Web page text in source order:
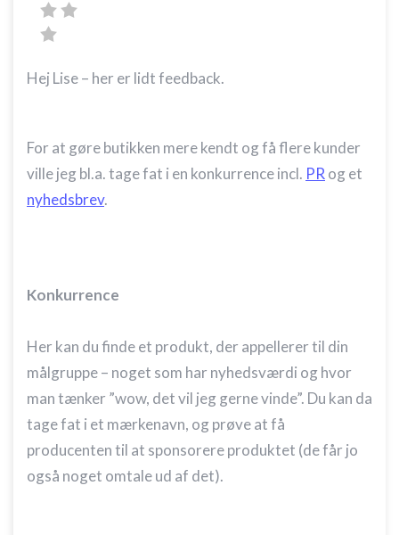
Hej Lise – her er lidt feedback.
For at gøre butikken mere kendt og få flere kunder
ville jeg bl.a. tage fat i en konkurrence incl. PR og et
nyhedsbrev.
Konkurrence
Her kan du finde et produkt, der appellerer til din
målgruppe – noget som har nyhedsværdi og hvor
man tænker ”wow, det vil jeg gerne vinde”. Du kan da
tage fat i et mærkenavn, og prøve at få
producenten til at sponsorere produktet (de får jo
også noget omtale ud af det).